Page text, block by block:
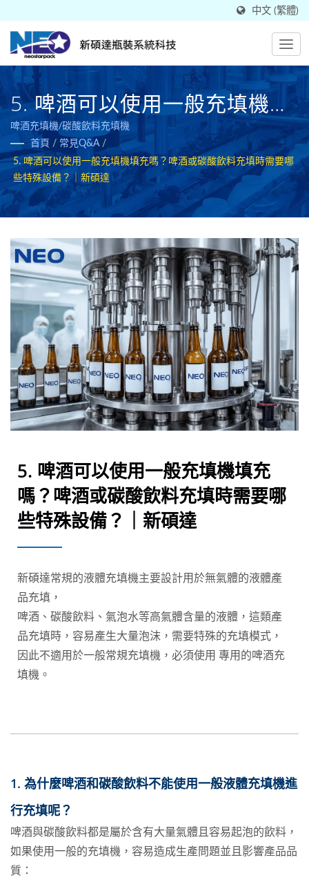
中文 (繁體)
5. 啤酒可以使用一般充填機填
充嗎？啤酒或碳酸飲料充填時
需要哪些特殊設備？｜新碩達
啤酒充填機/碳酸飲料充填機
首頁 / 常見Q&A /
5. 啤酒可以使用一般充填機填充嗎？啤酒或碳酸飲料充填時需要哪
些特殊設備？｜新碩達
5. 啤酒可以使用一般充填機填充
嗎？啤酒或碳酸飲料充填時需要哪
些特殊設備？｜新碩達
新碩達常規的液體充填機主要設計用於無氣體的液體產
品充填，
啤酒、碳酸飲料、氣泡水等高氣體含量的液體，這類產
品充填時，容易產生大量泡沫，需要特殊的充填模式，
因此不適用於一般常規充填機，必須使用 專用的啤酒充
填機。
1. 為什麼啤酒和碳酸飲料不能使用一般液體充填機進
行充填呢？
啤酒與碳酸飲料都是屬於含有大量氣體且容易起泡的飲料，
如果使用一般的充填機，容易造成生產問題並且影響產品品
質：